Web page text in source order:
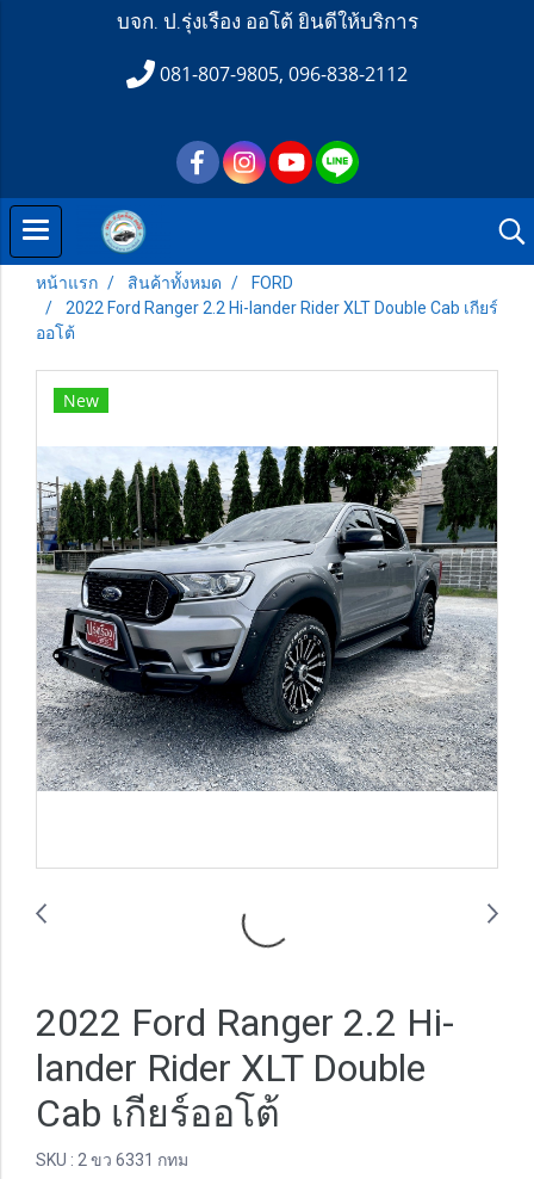
บจก. ป.รุ่งเรือง ออโต้ ยินดีให้บริการ
081-807-9805, 096-838-2112
หน้าแรก สินค้าทั้งหมด
FORD
2022 Ford Ranger 2.2 Hi-lander Rider XLT Double Cab เกียร์
ออโต้
New
2022 Ford Ranger 2.2 Hi-
lander Rider XLT Double
Cab เกียร์ออโต้
SKU : 2 ขว 6331 กทม